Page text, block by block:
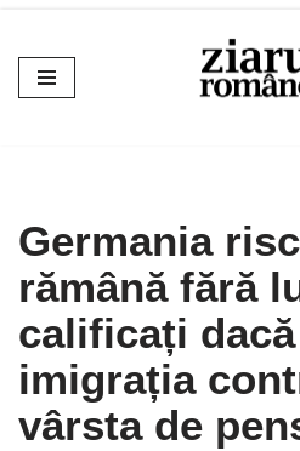
Sari
la
Germania
rămână fără
calificați
imigrația
vârsta de